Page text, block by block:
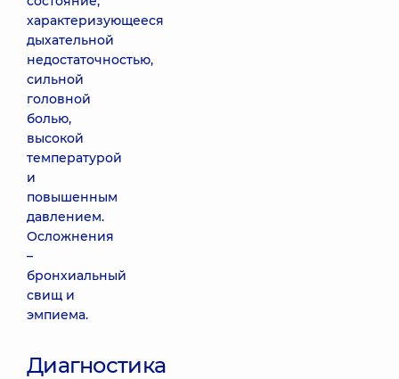
характеризующееся
дыхательной
недостаточностью,
сильной
головной
болью,
высокой
температурой
и
повышенным
давлением.
Осложнения
–
бронхиальный
свищ и
эмпиема.
Диагностика